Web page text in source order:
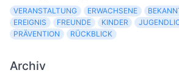
VERANSTALTUNG ERWACHSENE
EREIGNIS
FREUNDE KINDER
PRÄVENTION
RÜCKBLICK
Archiv